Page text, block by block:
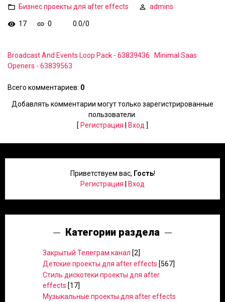
Бизнес проекты для after effects admins
17 0 0.0/0
Broadcast And Events Loop Pack - 63839436
Minimal Saas
Openers - 63839563
Всего комментариев: 0
Добавлять комментарии могут только зарегистрированные
пользователи.
[ Регистрация Вход ]
Приветствуем вас, Гость!
Регистрация
Вход
Категории раздела
Закрытый Телеграм канал [2]
Детские проекты для after effects [567]
Стиль дискотеки проекты для after
effects [17]
Музыкальные проекты для after effects